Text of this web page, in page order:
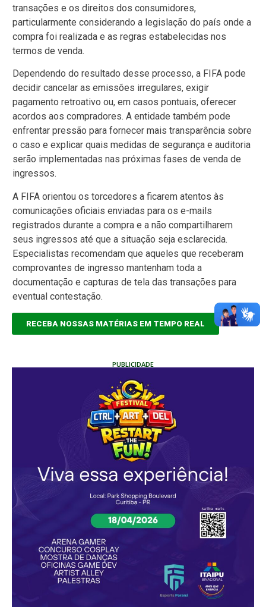
transações e os direitos dos consumidores,
particularmente considerando a legislação do país onde a
compra foi realizada e as regras estabelecidas nos
termos de venda.
Dependendo do resultado desse processo, a FIFA pode
decidir cancelar as emissões irregulares, exigir
pagamento retroativo ou, em casos pontuais, oferecer
acordos aos compradores. A entidade também pode
enfrentar pressão para fornecer mais transparência sobre
o caso e explicar quais medidas de segurança e auditoria
serão implementadas nas próximas fases de venda de
ingressos.
A FIFA orientou os torcedores a ficarem atentos às
comunicações oficiais enviadas para os e-mails
registrados durante a compra e a não compartilharem
seus ingressos até que a situação seja esclarecida.
Especialistas recomendam que aqueles que receberam
comprovantes de ingresso mantenham toda a
documentação e capturas de tela das transações para
eventual contestação.
RECEBA NOSSAS MATÉRIAS EM TEMPO REAL
PUBLICIDADE